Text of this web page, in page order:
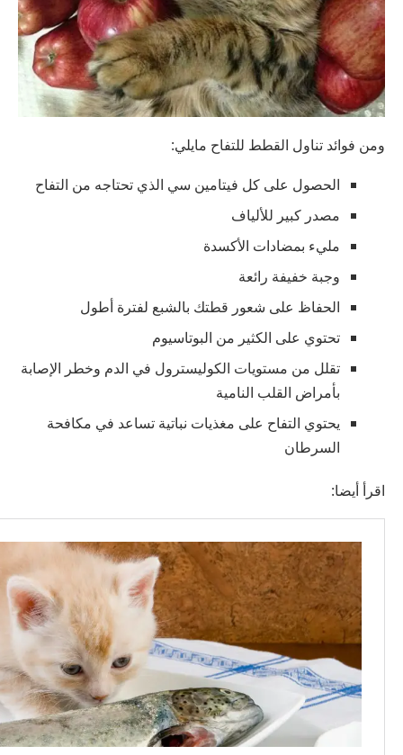
ومن فوائد تناول القطط للتفاح مايلي:
الحصول على كل فيتامين سي الذي تحتاجه من التفاح
مصدر كبير للألياف
مليء بمضادات الأكسدة
وجبة خفيفة رائعة
الحفاظ على شعور قطتك بالشبع لفترة أطول
تحتوي على الكثير من البوتاسيوم
تقلل من مستويات الكوليسترول في الدم وخطر الإصابة
بأمراض القلب النامية
يحتوي التفاح على مغذيات نباتية تساعد في مكافحة
السرطان
اقرأ أيضا: